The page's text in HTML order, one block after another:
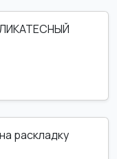
раскладку